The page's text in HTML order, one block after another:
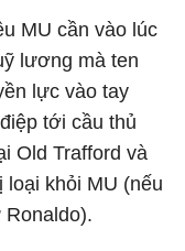
MU cần vào lúc
lương mà ten
lực vào tay
tới cầu thủ
Old Trafford và
loại khỏi MU (nếu
Ronaldo).